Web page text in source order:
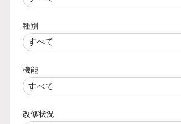
種別
機能
改修状況